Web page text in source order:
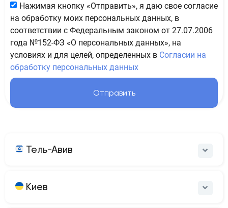
Нажимая кнопку «Отправить», я даю свое согласие
на обработку моих персональных данных, в
соответствии с Федеральным законом от 27.07.2006
года №152-ФЗ «О персональных данных», на
условиях и для целей, определенных в Согласии на
обработку персональных данных
Отправить
Тель-Авив
Киев